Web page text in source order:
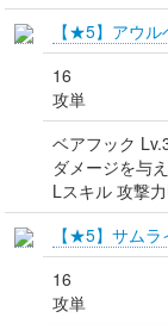
【★5】アウル
16
攻単
ベアフック
ダメージを与
Lスキル 攻撃
【★5】サム
16
攻単